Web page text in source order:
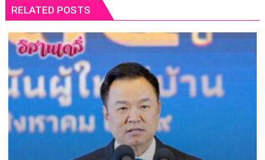
RELATED POSTS